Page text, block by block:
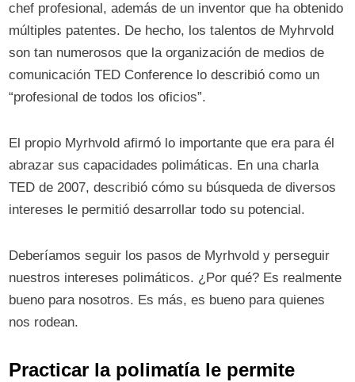
chef profesional, además de un inventor que ha obtenido
múltiples patentes. De hecho, los talentos de Myhrvold
son tan numerosos que la organización de medios de
comunicación TED Conference lo describió como un
“profesional de todos los oficios”.
El propio Myrhvold afirmó lo importante que era para él
abrazar sus capacidades polimáticas. En una charla
TED de 2007, describió cómo su búsqueda de diversos
intereses le permitió desarrollar todo su potencial.
Deberíamos seguir los pasos de Myrhvold y perseguir
nuestros intereses polimáticos. ¿Por qué? Es realmente
bueno para nosotros. Es más, es bueno para quienes
nos rodean.
Practicar la polimatía le permite